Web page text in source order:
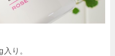
り。